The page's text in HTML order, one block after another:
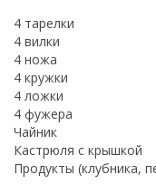
4 тарелки
4 вилки
4 ножа
4 кружки
4 ложки
4 фужера
Чайник
Кастрюля с крышкой
Продукты (клубника,